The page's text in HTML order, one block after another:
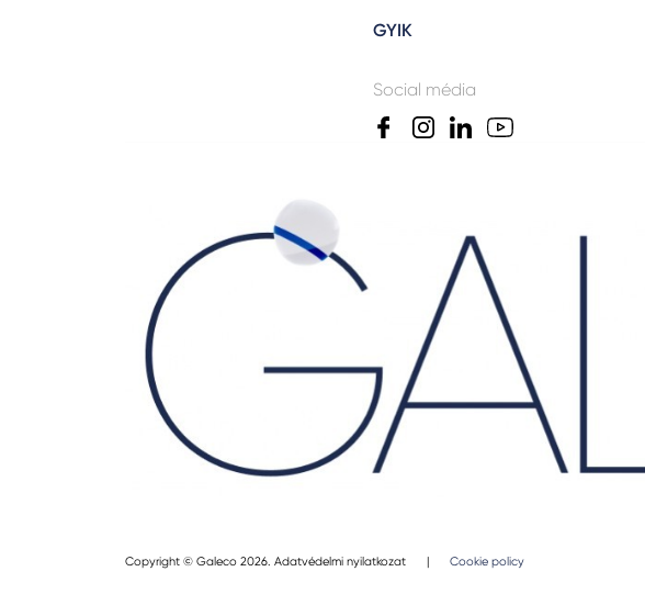
GYIK
Social média
Copyright © Galeco 2026. Adatvédelmi nyilatkozat Cookie policy